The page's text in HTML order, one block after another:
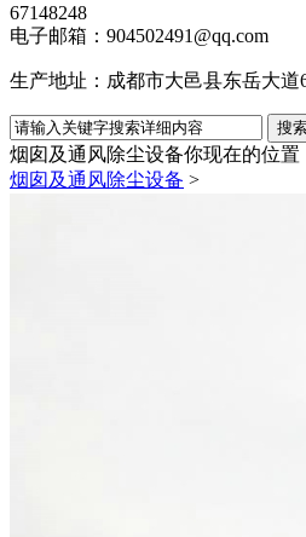
电子邮箱：904502491@qq.com
生产地址：成都市大邑县东岳大道
烟囱及通风除尘设备你现在的位置
烟囱及通风除尘设备 >